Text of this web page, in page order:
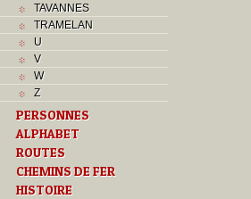
J
K
P
Problème jurassien
Q
R
S
TAVANNES
TRAMELAN
U
V
W
Z
PERSONNES
ALPHABET
ROUTES
CHEMINS DE FER
HISTOIRE